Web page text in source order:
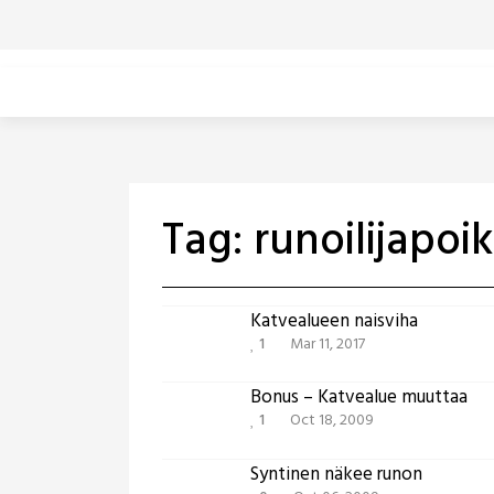
Tag:
Katvealueen naisviha
1 Mar 11, 2017
Bonus – Katvealue muuttaa
1 Oct 18, 2009
Syntinen näkee runon